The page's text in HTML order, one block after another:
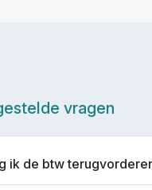
vragen
ik de btw